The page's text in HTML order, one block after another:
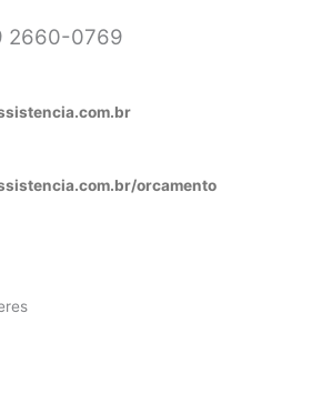
2660-0769
orcamento